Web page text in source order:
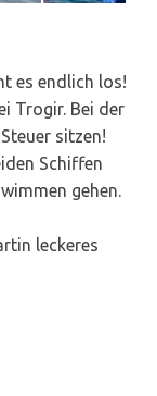
es endlich los!
Trogir. Bei der
sitzen!
Schiffen
gehen.
leckeres